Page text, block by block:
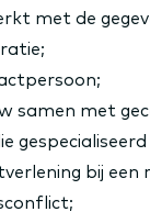
met de
samen met
gespecialiseerd
bij een